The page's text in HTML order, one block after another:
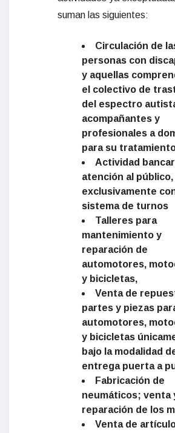
suman las siguientes:
Circulación de
personas con
y aquellas
el colectivo de
del espectro
acompañantes y
profesionales a
para su
Actividad
atención al público,
exclusivamente
sistema de turnos
Talleres para
mantenimiento y
reparación de
automotores,
y bicicletas,
Venta de
partes y piezas
automotores,
y bicicletas
bajo la modalidad
entrega puerta a
Fabricación de
neumáticos; venta
reparación de los
Venta de